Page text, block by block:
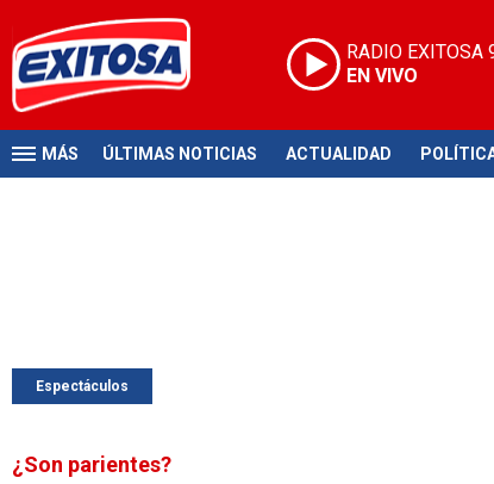
RADIO EXITOSA
EN VIVO
MÁS ÚLTIMAS NOTICIAS ACTUALIDAD
Espectáculos
¿Son parientes?